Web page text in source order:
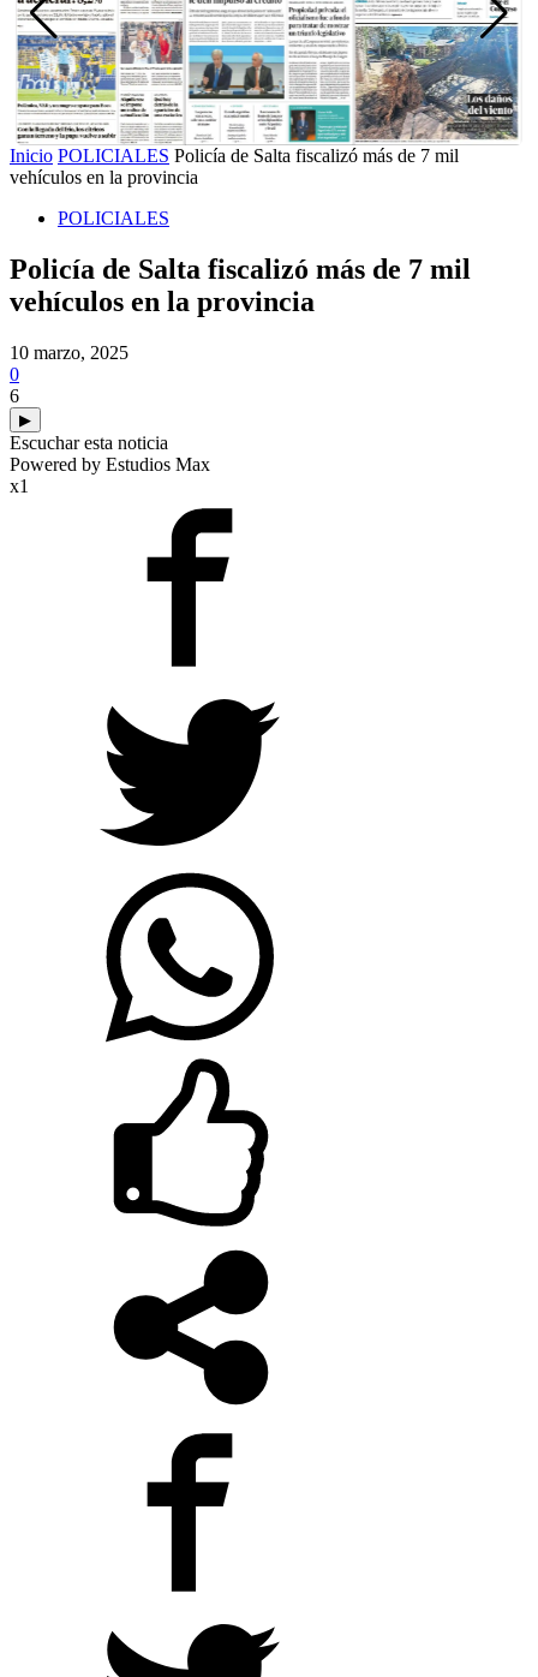
Inicio POLICIALES Policía de Salta fiscalizó más de 7 mil
vehículos en la provincia
POLICIALES
Policía de Salta fiscalizó más de 7 mil
vehículos en la provincia
10 marzo, 2025
0
6
▶
Escuchar esta noticia
Powered by Estudios Max
x1